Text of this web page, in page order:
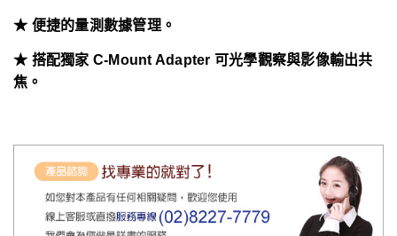
★ 便捷的量測數據管理。
★ 搭配獨家 C-Mount Adapter 可光學觀察與影像輸出共
焦。